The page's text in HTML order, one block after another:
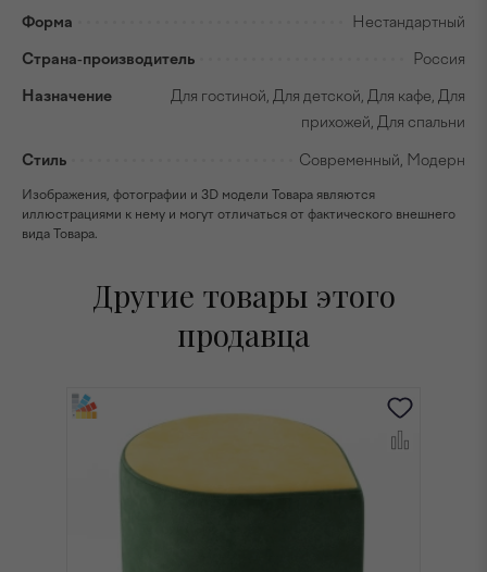
Форма Нестандартный
Страна-производитель Россия
Назначение
Для гостиной, Для детской, Для кафе, Для
прихожей, Для спальни
Стиль Современный, Модерн
Изображения, фотографии и 3D модели Товара являются
иллюстрациями к нему и могут отличаться от фактического внешнего
вида Товара.
Другие товары этого
продавца